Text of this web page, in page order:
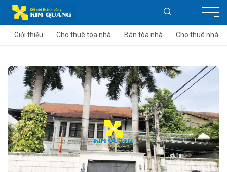
Giới thiệu Cho thuê tòa nhà Bán tòa nhà Cho thuê nhà